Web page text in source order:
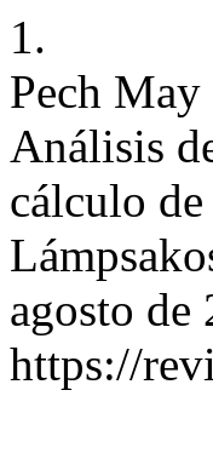
1.
Pech May
Análisis
cálculo
agosto
https://